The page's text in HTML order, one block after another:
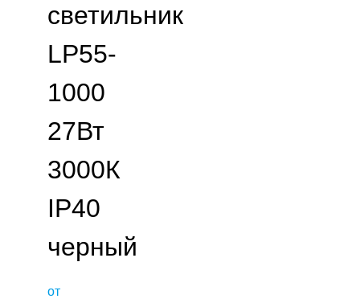
светильник
LP55-
1000
27Вт
3000К
IP40
черный
от